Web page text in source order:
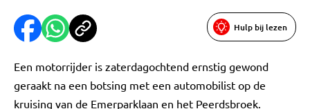
Hulp bij lezen
Een motorrijder is zaterdagochtend ernstig gewond
geraakt na een botsing met een automobilist op de
kruising van de Emerparklaan en het Peerdsbroek.